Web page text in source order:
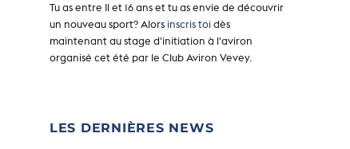
Tu as entre Il et 16 ans et tu as envie de découvrir
un nouveau sport? Alorsinscris toidès
maintenant au stage d'initiation à l'aviron
organisé cet été par le Club Aviron Vevey.
LES DERNIÈRES NEWS